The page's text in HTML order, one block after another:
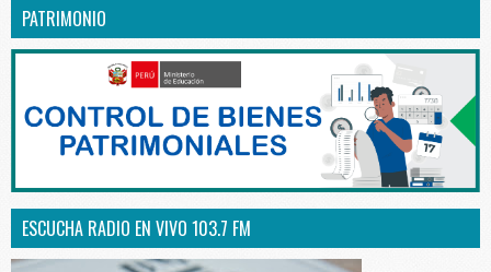
PATRIMONIO
ESCUCHA RADIO EN VIVO 103.7 FM